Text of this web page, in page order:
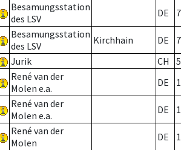
Besamungsstation
des LSV
DE 7
Besamungsstation
des LSV
Kirchhain DE
7
Jurik CH
René van der
Molen e.a.
DE
René van der
Molen e.a.
DE
René van der
Molen
DE